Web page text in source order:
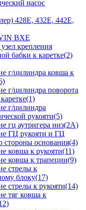
насос
428E, 432E, 442E,
BXE
крепления
бабки к каретке(2)
г/цилиндра ковша к
г/цилиндра поворота
г/цилиндра
рукояти(5)
гц аутригера низ(2А)
ГЦ рукояти и ГЦ
стороны основания(4)
ковша к рукояти(11)
ковша к трапеции(9)
стрелы к
блоку(17)
стрелы к рукояти(14)
тяг ковша к